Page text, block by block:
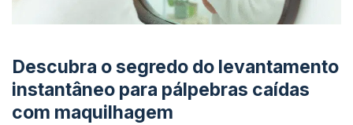
Descubra o segredo do levantamento
instantâneo para pálpebras caídas
com maquilhagem